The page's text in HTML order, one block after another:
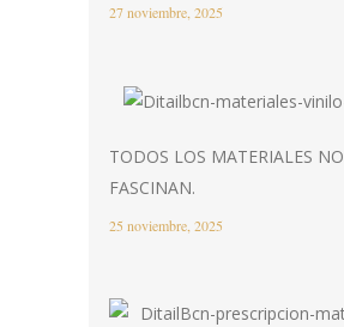
27 noviembre, 2025
TODOS LOS MATERIALES
FASCINAN.
25 noviembre, 2025